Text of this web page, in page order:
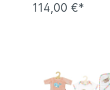
114,00 €*